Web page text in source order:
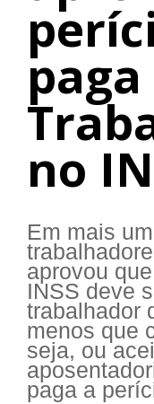
no
Em mais
aprovou
INSS deve
trabalhador
menos que
seja, ou
paga a